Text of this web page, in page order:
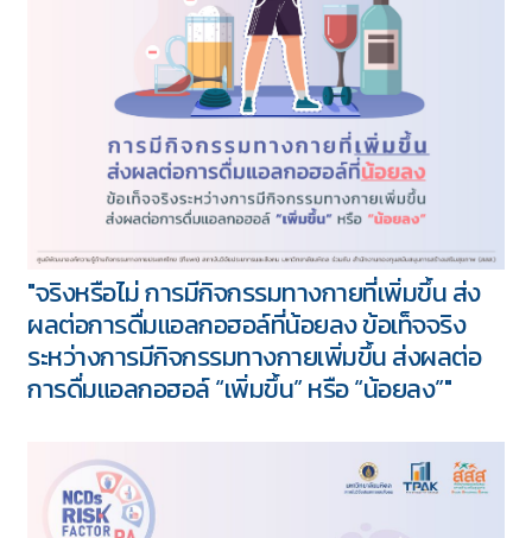
Download
"จริงหรือไม่ การมีกิจกรรมทางกายที่เพิ่มขึ้น ส่ง
ผลต่อการดื่มแอลกอฮอล์ที่น้อยลง ข้อเท็จจริง
ระหว่างการมีกิจกรรมทางกายเพิ่มขึ้น ส่งผลต่อ
การดื่มแอลกอฮอล์ “เพิ่มขึ้น” หรือ “น้อยลง”"